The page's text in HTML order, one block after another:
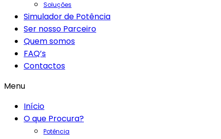
Soluções
Simulador de Potência
Ser nosso Parceiro
Quem somos
FAQ’s
Contactos
Menu
Início
O que Procura?
Potência